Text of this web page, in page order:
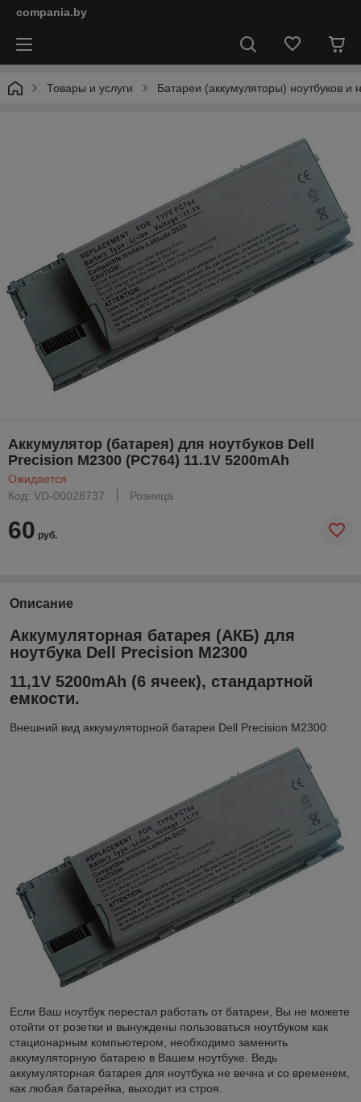
compania.by
Товары и услуги Батареи (аккумуляторы) ноутбуков и
Аккумулятор (батарея) для ноутбуков Dell
Precision M2300 (PC764) 11.1V 5200mAh
Ожидается
Код: VD-00028737
Розница
60 руб.
Описание
Аккумуляторная батарея (АКБ) для
ноутбука Dell Precision M2300
11,1V 5200mAh (6 ячеек), стандартной
емкости.
Внешний вид аккумуляторной батареи Dell Precision M2300:
Если Ваш ноутбук перестал работать от батареи, Вы не можете
отойти от розетки и вынуждены пользоваться ноутбуком как
стационарным компьютером, необходимо заменить
аккумуляторную батарею в Вашем ноутбуке. Ведь
аккумуляторная батарея для ноутбука не вечна и со временем,
как любая батарейка, выходит из строя.